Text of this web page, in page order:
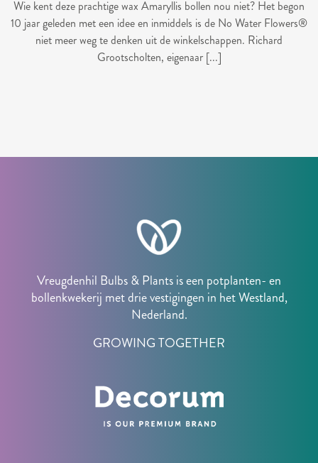
Wie kent deze prachtige wax Amaryllis bollen nou niet? Het begon
10 jaar geleden met een idee en inmiddels is de No Water Flowers®
niet meer weg te denken uit de winkelschappen. Richard
Grootscholten, eigenaar [...]
Vreugdenhil Bulbs & Plants is een potplanten- en
bollenkwekerij met drie vestigingen in het Westland,
Nederland.
GROWING TOGETHER